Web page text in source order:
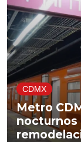
CDMX
Metro
nocturnos